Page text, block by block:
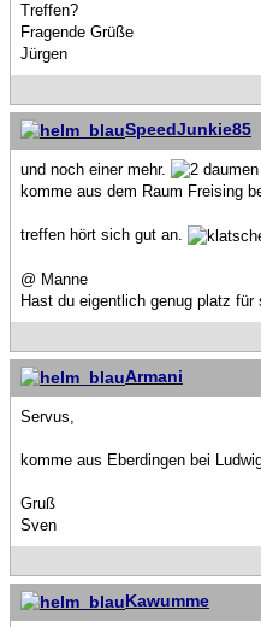
Treffen?
Fragende Grüße
Jürgen
SpeedJunkie85
und noch einer mehr.
komme aus dem Raum Freising
treffen hört sich gut an.
@ Manne
Hast du eigentlich genug platz für
Armani
Servus,
komme aus Eberdingen bei
Gruß
Sven
Kawumme